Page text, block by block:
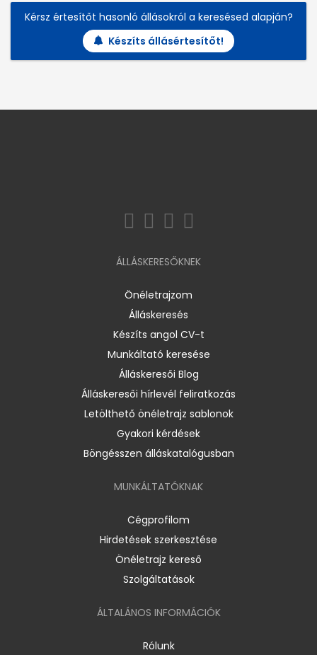
Kérsz értesítőt hasonló állásokról a keresésed alapján?
Készíts állásértesítőt!
ÁLLÁSKERESŐKNEK
Önéletrajzom
Álláskeresés
Készíts angol CV-t
Munkáltató keresése
Álláskeresői Blog
Álláskeresői hírlevél feliratkozás
Letölthető önéletrajz sablonok
Gyakori kérdések
Böngésszen álláskatalógusban
MUNKÁLTATÓKNAK
Cégprofilom
Hirdetések szerkesztése
Önéletrajz kereső
Szolgáltatások
ÁLTALÁNOS INFORMÁCIÓK
Rólunk